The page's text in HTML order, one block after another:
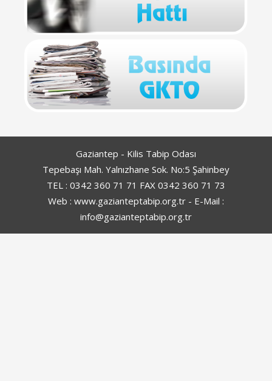
Gaziantep - Kilis Tabip Odası
Tepebaşı Mah. Yalnızhane Sok. No:5 Şahinbey
TEL : 0342 360 71 71 FAX 0342 360 71 73
Web : www.gazianteptabip.org.tr - E-Mail :
info@gazianteptabip.org.tr